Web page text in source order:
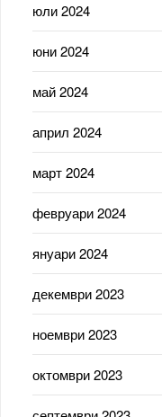
юли 2024
юни 2024
май 2024
април 2024
март 2024
февруари 2024
януари 2024
декември 2023
ноември 2023
октомври 2023